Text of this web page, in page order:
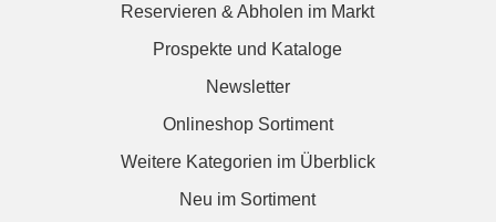
Reservieren & Abholen im Markt
Prospekte und Kataloge
Newsletter
Onlineshop Sortiment
Weitere Kategorien im Überblick
Neu im Sortiment